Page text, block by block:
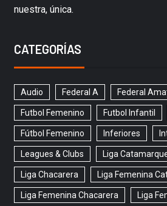
nuestra, única.
CATEGORÍAS
Audio Federal A Federal
Futbol Femenino Futbol Infantil
Fútbol Femenino Inferiores
Leagues & Clubs Liga
Liga Chacarera Liga Femenina
Liga Femenina Chacarera Liga